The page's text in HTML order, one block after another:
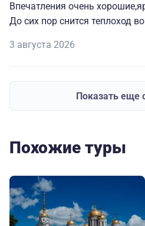
Впечатления очень
До сих пор снится теплоход
3 августа 2026
Показать еще
Похожие туры